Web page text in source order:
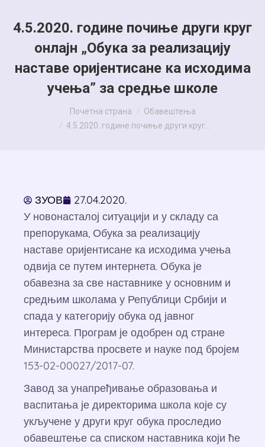
4.5.2020. године почиње други круг
онлајн „Обука за реализацију
наставе оријентисане ка исходима
учења” за средње школе
You are here:Почетна страна
Обавештења
4.5.2020. године почиње други круг…
ЗУОВ
27.04.2020.
У новонасталој ситуацији и у складу са
препорукама, Обука за реализацију
наставе оријентисане ка исходима учења
одвија се путем интернета. Обука је
обавезна за све наставнике у основним и
средњим школама у Републици Србији и
спада у категорију обука од јавног
интереса. Програм је одобрен од стране
Министарства просвете и науке под бројем
153-02-00027/2017-07.
Завод за унапређивање образовања и
васпитања је директорима школа које су
укључене у други круг обука проследио
обавештење са списком наставника који ће